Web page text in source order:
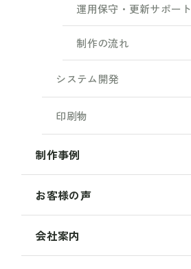
運用保守・更新サポート
制作の流れ
システム開発
印刷物
制作事例
お客様の声
会社案内